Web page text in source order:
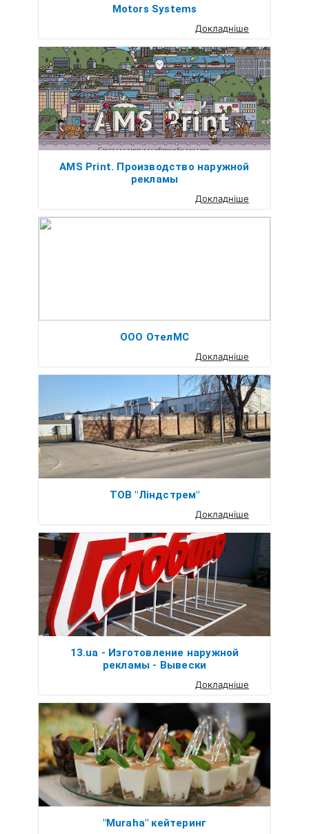
Motors Systems
Докладніше
AMS Print. Производство наружной
рекламы
Докладніше
ООО ОтелМС
Докладніше
ТОВ "Ліндстрем"
Докладніше
13.ua - Изготовление наружной
рекламы - Вывески
Докладніше
"Muraha" кейтеринг